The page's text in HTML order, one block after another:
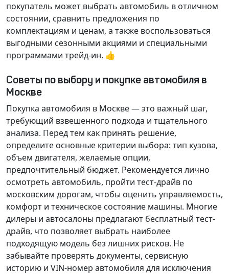
покупатель может выбрать автомобиль в отличном
состоянии, сравнить предложения по
комплектациям и ценам, а также воспользоваться
выгодными сезонными акциями и специальными
программами трейд-ин. 👍
Советы по выбору и покупке автомобиля в
Москве
Покупка автомобиля в Москве — это важный шаг,
требующий взвешенного подхода и тщательного
анализа. Перед тем как принять решение,
определите основные критерии выбора: тип кузова,
объем двигателя, желаемые опции,
предпочтительный бюджет. Рекомендуется лично
осмотреть автомобиль, пройти тест-драйв по
московским дорогам, чтобы оценить управляемость,
комфорт и техническое состояние машины. Многие
дилеры и автосалоны предлагают бесплатный тест-
драйв, что позволяет выбрать наиболее
подходящую модель без лишних рисков. Не
забывайте проверять документы, сервисную
историю и VIN-номер автомобиля для исключения